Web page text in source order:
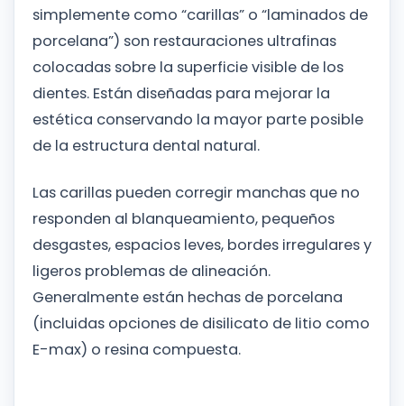
simplemente como “carillas” o “laminados de
porcelana”) son restauraciones ultrafinas
colocadas sobre la superficie visible de los
dientes. Están diseñadas para mejorar la
estética conservando la mayor parte posible
de la estructura dental natural.
Las carillas pueden corregir manchas que no
responden al blanqueamiento, pequeños
desgastes, espacios leves, bordes irregulares y
ligeros problemas de alineación.
Generalmente están hechas de porcelana
(incluidas opciones de disilicato de litio como
E-max) o resina compuesta.